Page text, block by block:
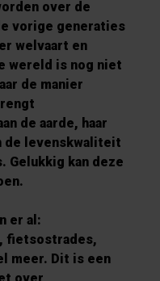
over de
vorige generaties
welvaart en
wereld is nog niet
de manier
de aarde, haar
de levenskwaliteit
Gelukkig kan deze
er al:
fietsostrades,
meer. Dit is een
over